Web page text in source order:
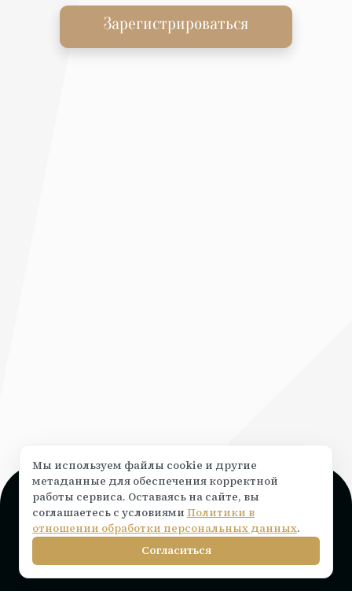
Зарегистрироваться
Поддержка и консультация
Чат на сайте ⟶написать
info@rocketr.ru
Telegram-канал
Мы используем файлы cookie и другие
метаданные для обеспечения корректной
работы сервиса. Оставаясь на сайте, вы
соглашаетесь с условиями Политики в
отношении обработки персональных данных.
Согласиться